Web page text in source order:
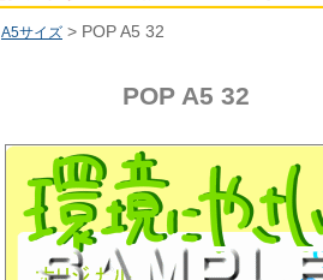
A5サイズ > POP A5 32
POP A5 32